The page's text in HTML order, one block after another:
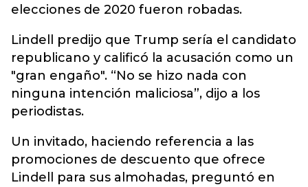
elecciones de 2020 fueron robadas.
Lindell predijo que Trump sería el candidato
republicano y calificó la acusación como un
"gran engaño". “No se hizo nada con
ninguna intención maliciosa”, dijo a los
periodistas.
Un invitado, haciendo referencia a las
promociones de descuento que ofrece
Lindell para sus almohadas, preguntó en